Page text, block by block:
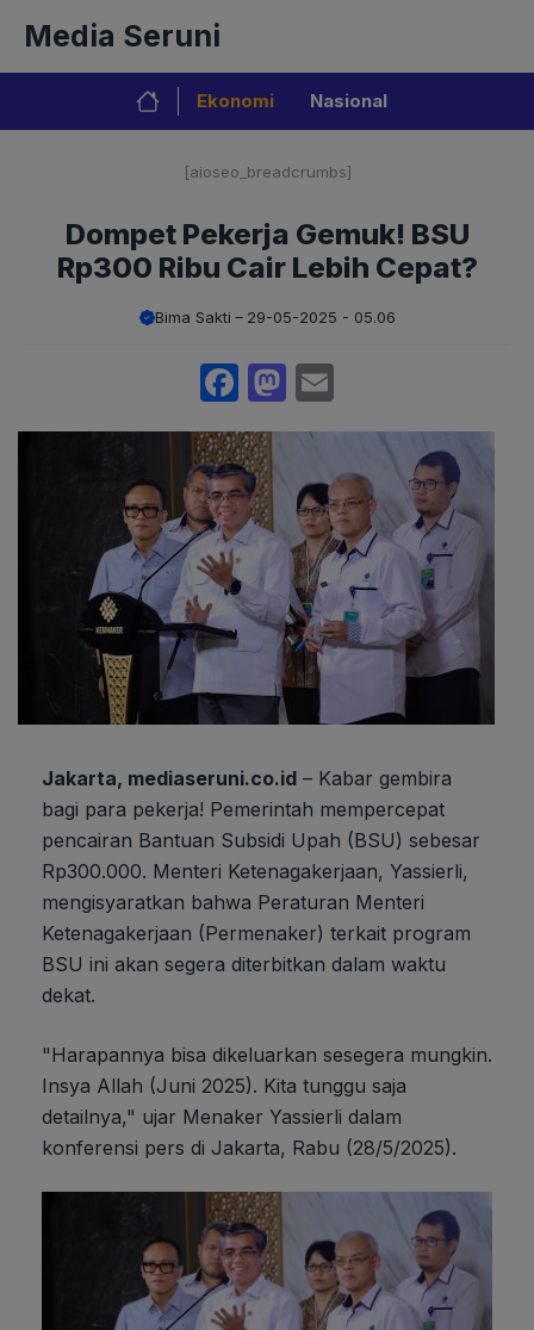
isi
Media Seruni
Ekonomi Nasional
[aioseo_breadcrumbs]
Dompet Pekerja Gemuk! BSU
Rp300 Ribu Cair Lebih Cepat?
Bima Sakti 29-05-2025 - 05.06
Facebook
Mastodon
Jakarta, mediaseruni.co.id – Kabar gembira
bagi para pekerja! Pemerintah mempercepat
pencairan Bantuan Subsidi Upah (BSU) sebesar
Rp300.000. Menteri Ketenagakerjaan, Yassierli,
mengisyaratkan bahwa Peraturan Menteri
Ketenagakerjaan (Permenaker) terkait program
BSU ini akan segera diterbitkan dalam waktu
dekat.
"Harapannya bisa dikeluarkan sesegera mungkin.
Insya Allah (Juni 2025). Kita tunggu saja
detailnya," ujar Menaker Yassierli dalam
konferensi pers di Jakarta, Rabu (28/5/2025).